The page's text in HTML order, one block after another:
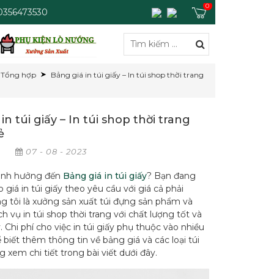
0
Tổng hợp Bảng giá in túi giấy – In túi shop thời trang
túi giấy – In túi shop thời trang
07 - 08 - 2023
hưởng đến Bảng giá in túi giấy? Bạn đang
giá in túi giấy theo yêu cầu với giá cả phải
tôi là xưởng sản xuất túi đựng sản phẩm và
vụ in túi shop thời trang với chất lượng tốt và
Chi phí cho việc in túi giấy phụ thuộc vào nhiều
biết thêm thông tin về bảng giá và các loại túi
xem chi tiết trong bài viết dưới đây.